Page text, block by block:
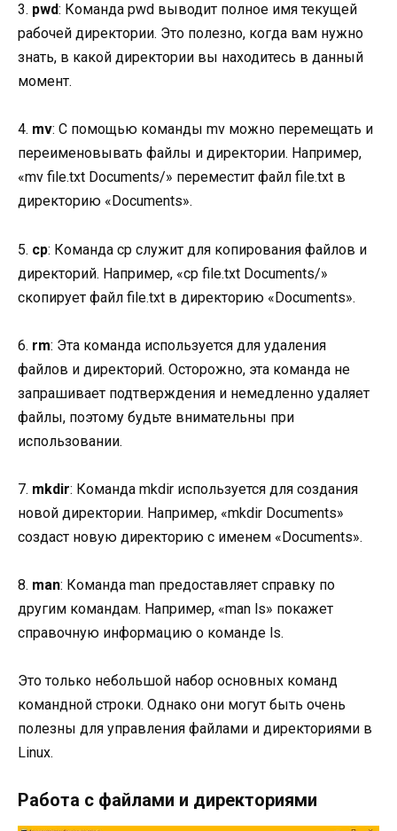
3. pwd: Команда pwd выводит полное имя текущей
рабочей директории. Это полезно, когда вам нужно
знать, в какой директории вы находитесь в данный
момент.
4. mv: С помощью команды mv можно перемещать и
переименовывать файлы и директории. Например,
«mv file.txt Documents/» переместит файл file.txt в
директорию «Documents».
5. cp: Команда cp служит для копирования файлов и
директорий. Например, «cp file.txt Documents/»
скопирует файл file.txt в директорию «Documents».
6. rm: Эта команда используется для удаления
файлов и директорий. Осторожно, эта команда не
запрашивает подтверждения и немедленно удаляет
файлы, поэтому будьте внимательны при
использовании.
7. mkdir: Команда mkdir используется для создания
новой директории. Например, «mkdir Documents»
создаст новую директорию с именем «Documents».
8. man: Команда man предоставляет справку по
другим командам. Например, «man ls» покажет
справочную информацию о команде ls.
Это только небольшой набор основных команд
командной строки. Однако они могут быть очень
полезны для управления файлами и директориями в
Linux.
Работа с файлами и директориями